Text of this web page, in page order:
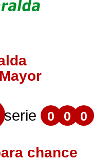
serie 0 0 0
chance